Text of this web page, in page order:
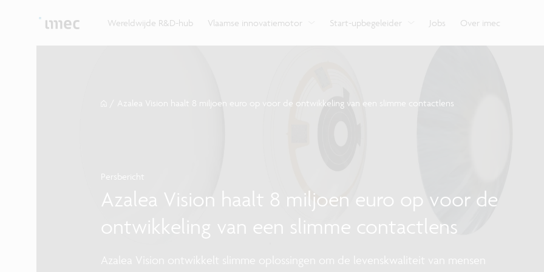
Wereldwijde R&D-hub Vlaamse innovatiemotor Start-upbegeleider Jobs Over imec
bedrijven, overheden en universiteiten.
ondernemers en burgers.
verschillende
digitale technologie.
Azalea Vision haalt 8 miljoen euro op voor de ontwikkeling van een slimme contactlens
Persbericht
Azalea Vision haalt 8 miljoen euro op voor de
ontwikkeling van een slimme contactlens
Azalea Vision ontwikkelt slimme oplossingen om de levenskwaliteit van mensen